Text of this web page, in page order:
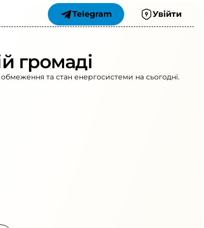
Telegram Увійти
громаді
та стан енергосистеми на сьогодні.